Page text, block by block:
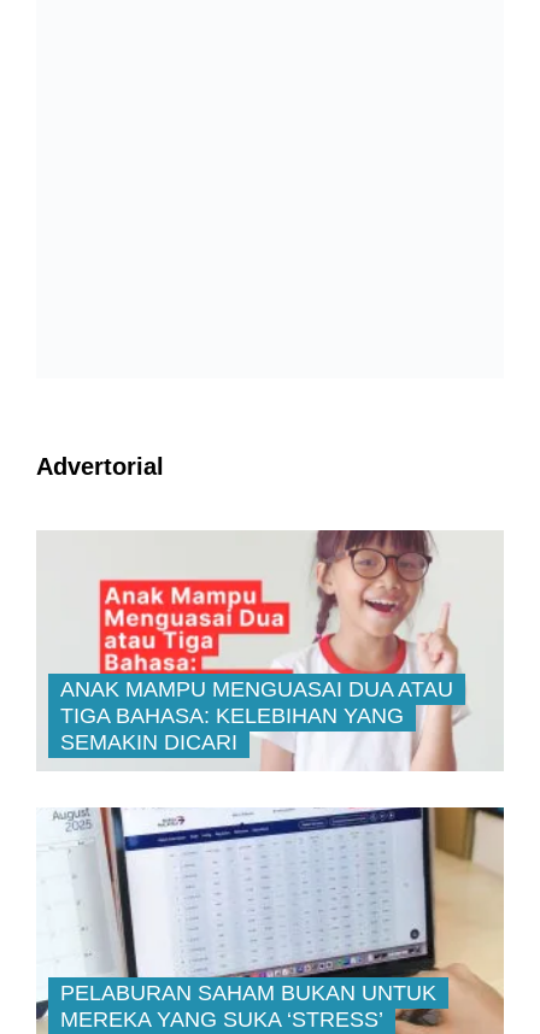
Advertorial
ANAK MAMPU MENGUASAI DUA ATAU
TIGA BAHASA: KELEBIHAN YANG
SEMAKIN DICARI
PELABURAN SAHAM BUKAN UNTUK
MEREKA YANG SUKA ‘STRESS’